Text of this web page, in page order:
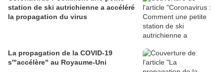
station de ski autrichienne a accéléré
la propagation du virus
La propagation de la COVID-19
s'"accélère" au Royaume-Uni